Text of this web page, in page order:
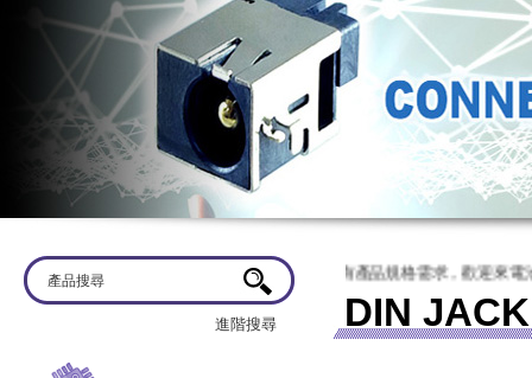
臨京政電子~ 網站上僅為一部分規格，倘若有產品規格需求，歡迎來電洽
DIN JACK
進階搜尋